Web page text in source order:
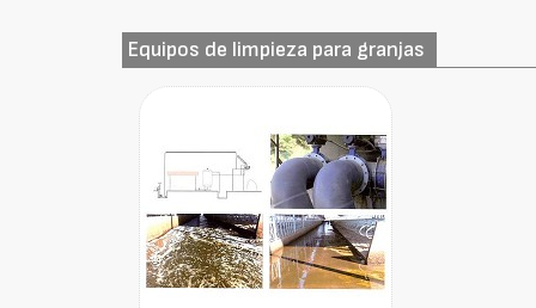
Equipos de limpieza para granjas